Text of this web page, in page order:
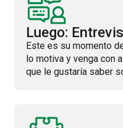
Luego:
Este es su momento
lo motiva y venga con
que le gustaría saber